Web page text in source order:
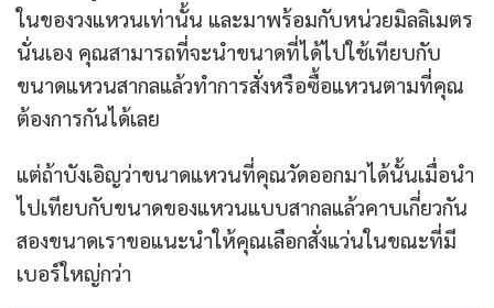
ในของวงแหวนเท่านั้น และมาพร้อมกับหน่วยมิลลิเมตร
นั่นเอง คุณสามารถที่จะนำขนาดที่ได้ไปใช้เทียบกับ
ขนาดแหวนสากลแล้วทำการสั่งหรือซื้อแหวนตามที่คุณ
ต้องการกันได้เลย
แต่ถ้าบังเอิญว่าขนาดแหวนที่คุณวัดออกมาได้นั้นเมื่อนำ
ไปเทียบกับขนาดของแหวนแบบสากลแล้วคาบเกี่ยวกัน
สองขนาดเราขอแนะนำให้คุณเลือกสั่งแว่นในขณะที่มี
เบอร์ใหญ่กว่า